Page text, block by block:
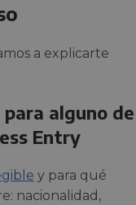
a explicarte
para alguno de
Entry
y para qué
nacionalidad,